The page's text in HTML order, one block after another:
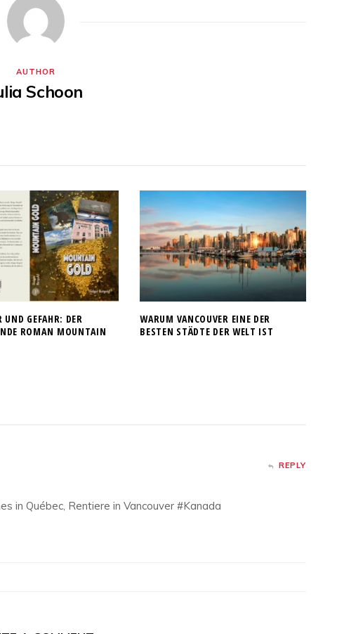
AUTHOR
Schoon
UND GEFAHR: DER
ROMAN MOUNTAIN G
WARUM VANCOUVER EINE DER
BESTEN STÄDTE DER WELT IST
REPLY
in Québec, Rentiere in Vancouver #Kanada